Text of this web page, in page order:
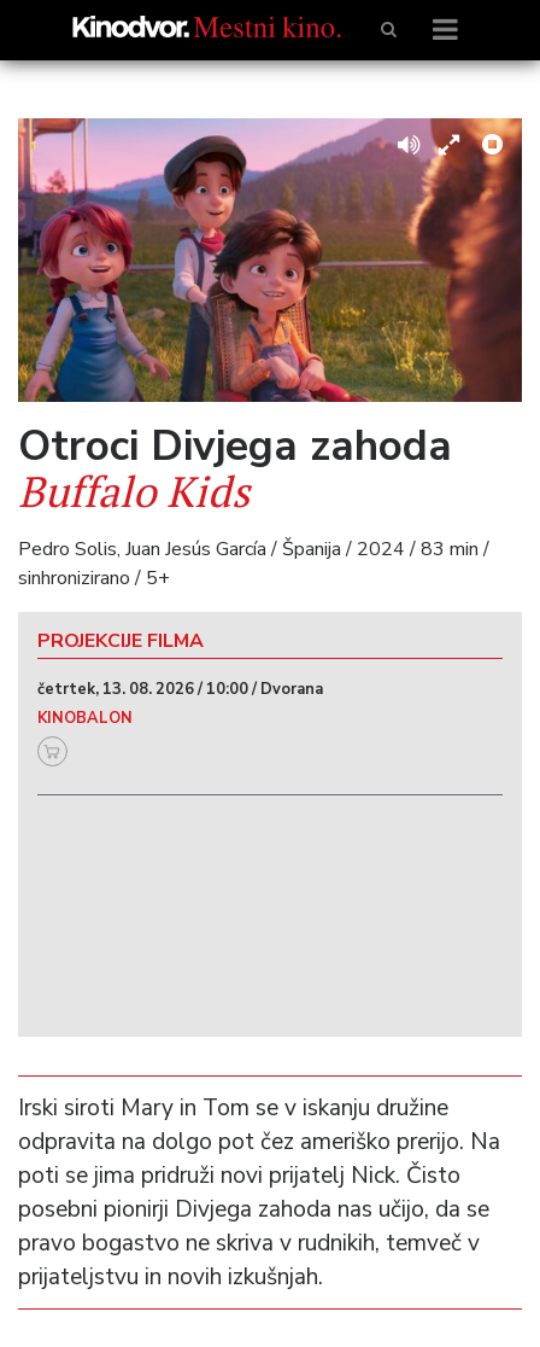
Otroci Divjega zahoda
Buffalo Kids
Pedro Solis, Juan Jesús García / Španija / 2024 / 83 min /
sinhronizirano / 5+
PROJEKCIJE FILMA
četrtek, 13. 08. 2026 / 10:00 / Dvorana
KINOBALON
Irski siroti Mary in Tom se v iskanju družine
odpravita na dolgo pot čez ameriško prerijo. Na
poti se jima pridruži novi prijatelj Nick. Čisto
posebni pionirji Divjega zahoda nas učijo, da se
pravo bogastvo ne skriva v rudnikih, temveč v
prijateljstvu in novih izkušnjah.